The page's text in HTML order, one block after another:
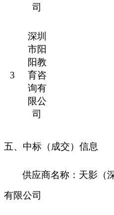
司
3
深圳
市阳
阳教
育咨
询有
限公
司
五、中标（成交）信息
供应商名称： 天影（
有限公司